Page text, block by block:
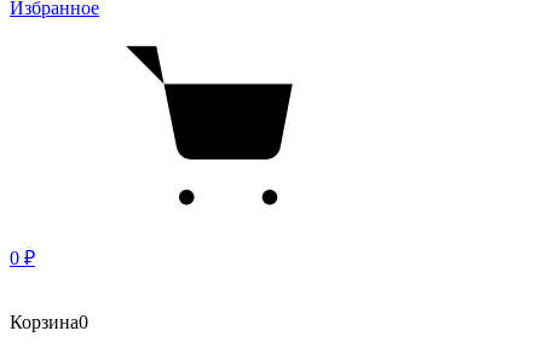
Избранное
0 ₽
Корзина0